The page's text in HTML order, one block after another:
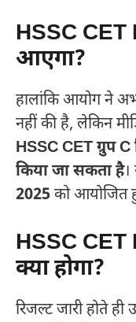
HSSC
आएगा?
हालांकि आयोग ने
नहीं की है, लेकिन
HSSC CET ग्रुप
किया जा सकता है।
2025को आयोजित
HSSC
क्या होगा?
रिजल्ट जारी होते